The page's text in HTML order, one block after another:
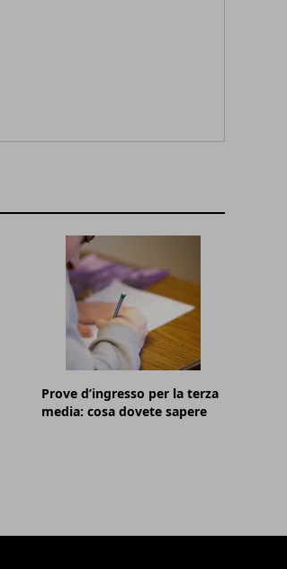
Prove d’ingresso per la terza
media: cosa dovete sapere